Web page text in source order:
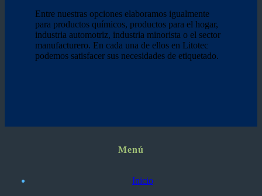
Entre nuestras opciones elaboramos igualmente
para productos químicos, productos para el hogar,
industria automotriz, industria minorista o el sector
manufacturero. En cada una de ellos en Litotec
podemos satisfacer sus necesidades de etiquetado.
Menú
Inicio